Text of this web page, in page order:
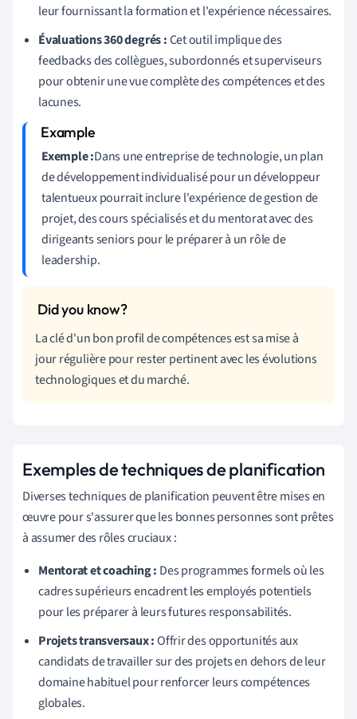
leur fournissant la formation et l'expérience nécessaires.
Évaluations 360 degrés :Cet outil implique des
feedbacks des collègues, subordonnés et superviseurs
pour obtenir une vue complète des compétences et des
lacunes.
Exemple :Dans une entreprise de technologie, un plan
de développement individualisé pour un développeur
talentueux pourrait inclure l'expérience de gestion de
projet, des cours spécialisés et du mentorat avec des
dirigeants seniors pour le préparer à un rôle de
leadership.
La clé d'un bon profil de compétences est sa mise à
jour régulière pour rester pertinent avec les évolutions
technologiques et du marché.
Exemples de techniques de planification
Diverses techniques de planification peuvent être mises en
œuvre pour s'assurer que les bonnes personnes sont prêtes
à assumer des rôles cruciaux :
Mentorat et coaching : Des programmes formels où les
cadres supérieurs encadrent les employés potentiels
pour les préparer à leurs futures responsabilités.
Projets transversaux :Offrir des opportunités aux
candidats de travailler sur des projets en dehors de leur
domaine habituel pour renforcer leurs compétences
globales.